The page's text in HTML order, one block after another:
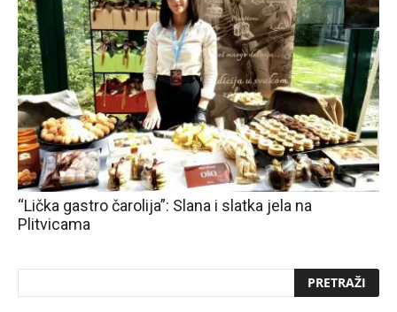
“Lička gastro čarolija”: Slana i slatka jela na
Plitvicama